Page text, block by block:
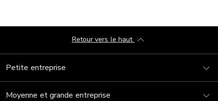
Petite entreprise
Moyenne et grande entreprise
Retour vers le haut